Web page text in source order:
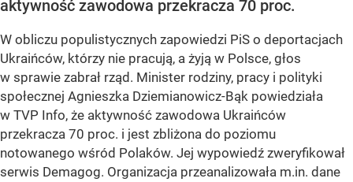
aktywność zawodowa przekracza 70 proc.
W obliczu populistycznych zapowiedzi PiS o deportacjach
Ukraińców, którzy nie pracują, a żyją w Polsce, głos
w sprawie zabrał rząd. Minister rodziny, pracy i polityki
społecznej Agnieszka Dziemianowicz-Bąk powiedziała
w TVP Info, że aktywność zawodowa Ukraińców
przekracza 70 proc. i jest zbliżona do poziomu
notowanego wśród Polaków. Jej wypowiedź zweryfikował
serwis Demagog. Organizacja przeanalizowała m.in. dane